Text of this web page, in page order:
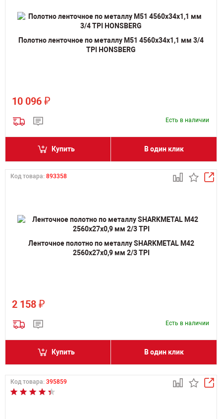
Полотно ленточное по металлу M51 4560х34х1,1 мм 3/4
TPI HONSBERG
10 096 ₽
Есть в наличии
Купить В один клик
Код товара: 893358
Ленточное полотно по металлу SHARKMETAL M42
2560х27х0,9 мм 2/3 TPI
2 158 ₽
Есть в наличии
Купить В один клик
Код товара: 395859